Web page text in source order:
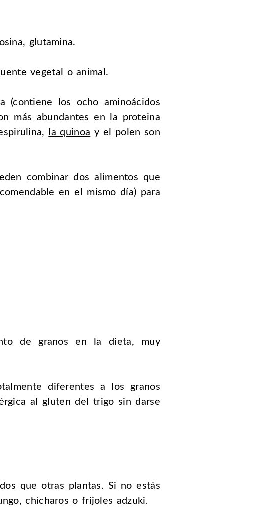
glutamina.
vegetal o animal.
los ocho aminoácidos
más abundantes en la proteina
la quinoa y el polen son
combinar dos alimentos que
en el mismo día) para
de granos en la dieta, muy
diferentes a los granos
al gluten del trigo sin darse
que otras plantas. Si no estás
chícharos o frijoles adzuki.